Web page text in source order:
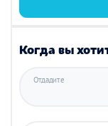
Когда вы
Отдадите